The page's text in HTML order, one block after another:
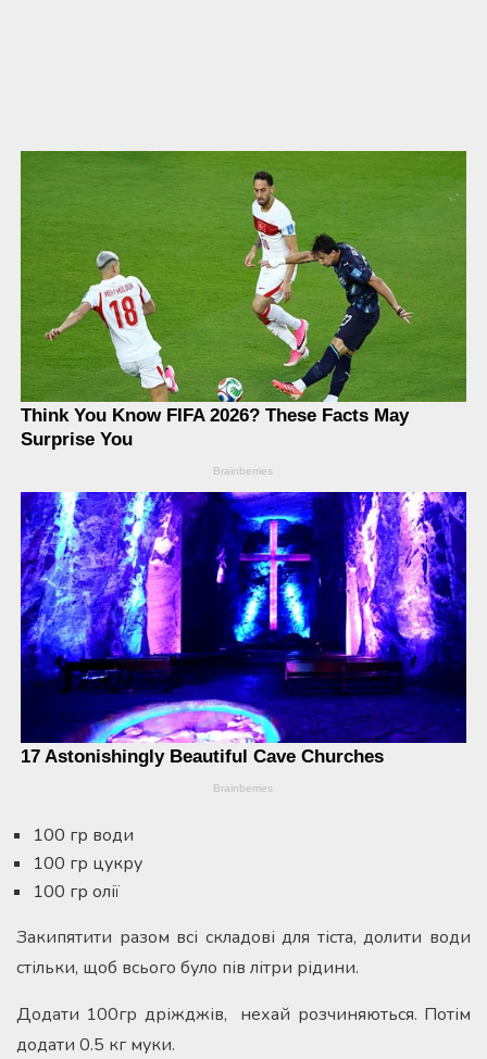
100 гр води
100 гр цукру
100 гр олії
Закипятити разом всі складові для тіста, долити води
стільки, щоб всього було пів літри рідини.
Додати 100гр дріжджів, нехай розчиняються. Потім
додати 0.5 кг муки.